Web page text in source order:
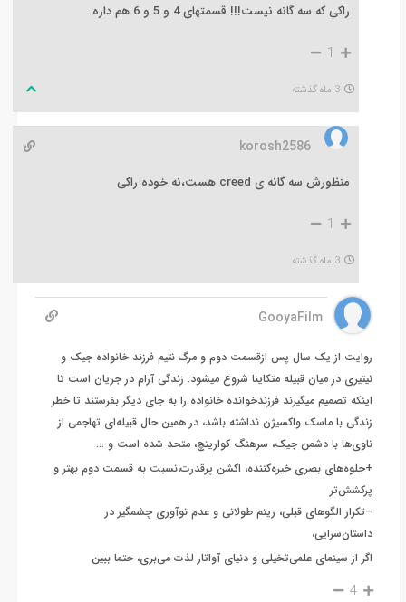
راکی که سه گانه نیست!!! قسمتهای 4 و 5 و 6 هم داره.
1
3 ماه گذشته
korosh2586
منظورش سه گانه ی creed هست،نه خوده راکی
1
3 ماه گذشته
GooyaFilm
روایت از یک سال پس ازقسمت دوم و مرگ نتیم فرزند خانواده جیک و
نیتیری در میان قبیله متکاینا شروع میشود. زندگی آرام در جریان است تا
اینکه تصمیم میگیرند فرزندخوانده خانواده را به جای دیگر بفرستند تا خطر
زندگی با ماسک واکسیژن نداشته باشد، در همین حال قبیله‌ای تهاجمی از
ناوی‌ها با دشمن جیک، سرهنگ کواریتچ، متحد شده است و …
+جلوه‌های بصری خیره‌کننده، اکشن پرقدرت،نسبت به قسمت دوم بهتر و
پرکشش‌تر
–تکرار الگوهای قبلی، ریتم طولانی و عدم نوآوری چشمگیر در
داستان‌سرایی،
اگر از سینمای علمی‌تخیلی و دنیای آواتار لذت می‌بری، حتما ببین
4